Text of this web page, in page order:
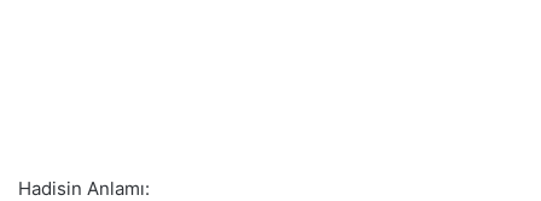
Hadisin Anlamı: